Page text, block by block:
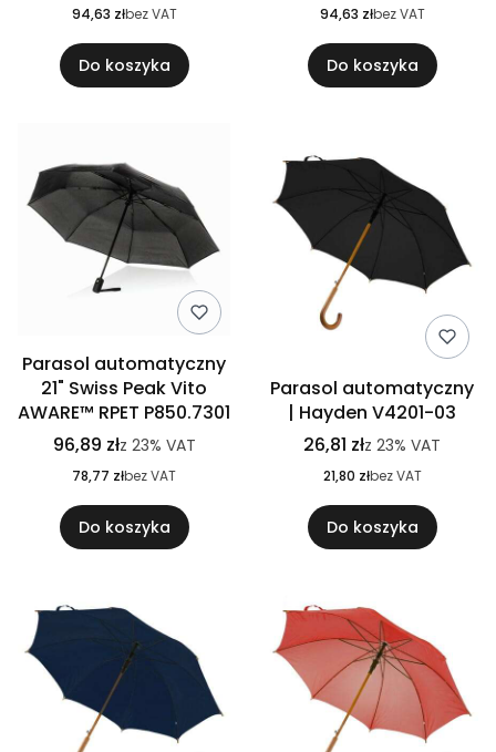
94,63 złbez VAT
Do koszyka
94,63 złbez VAT
Do koszyka
Parasol automatyczny
21" Swiss Peak Vito
AWARE™ RPET P850.7301
96,89 złz 23% VAT
78,77 złbez VAT
Do koszyka
Parasol automatyczny
| Hayden V4201-03
26,81 złz 23% VAT
21,80 złbez VAT
Do koszyka